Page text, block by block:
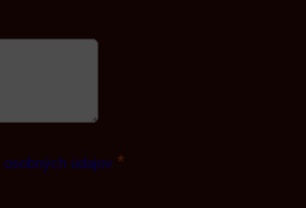
osobných údajov *